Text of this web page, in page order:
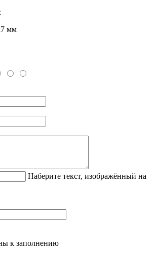
мм
Наберите текст, изображённый на
к заполнению